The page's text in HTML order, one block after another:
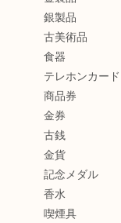
銀製品
古美術品
食器
テレホンカード
商品券
金券
古銭
金貨
記念メダル
香水
喫煙具